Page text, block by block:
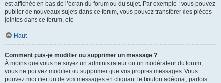
est affichée en bas de l’écran du forum ou du sujet. Par exemple : vous pouvez
publier de nouveaux sujets dans ce forum, vous pouvez transférer des pièces
jointes dans ce forum, etc.
Haut
Comment puis-je modifier ou supprimer un message ?
À moins que vous ne soyez un administrateur ou un modérateur du forum,
vous ne pouvez modifier ou supprimer que vos propres messages. Vous
pouvez modifier un de vos messages en cliquant le bouton adéquat, parfois